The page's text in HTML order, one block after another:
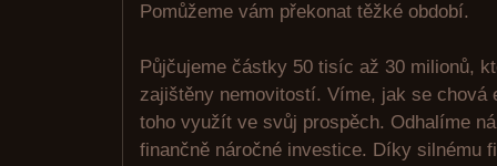
Pomůžeme vám překonat těžké období.
Půjčujeme částky 50 tisíc až 30 milionů,
zajištěny nemovitostí. Víme, jak se chová
toho využít ve svůj prospěch. Odhalíme
finančně náročné investice. Díky silnému